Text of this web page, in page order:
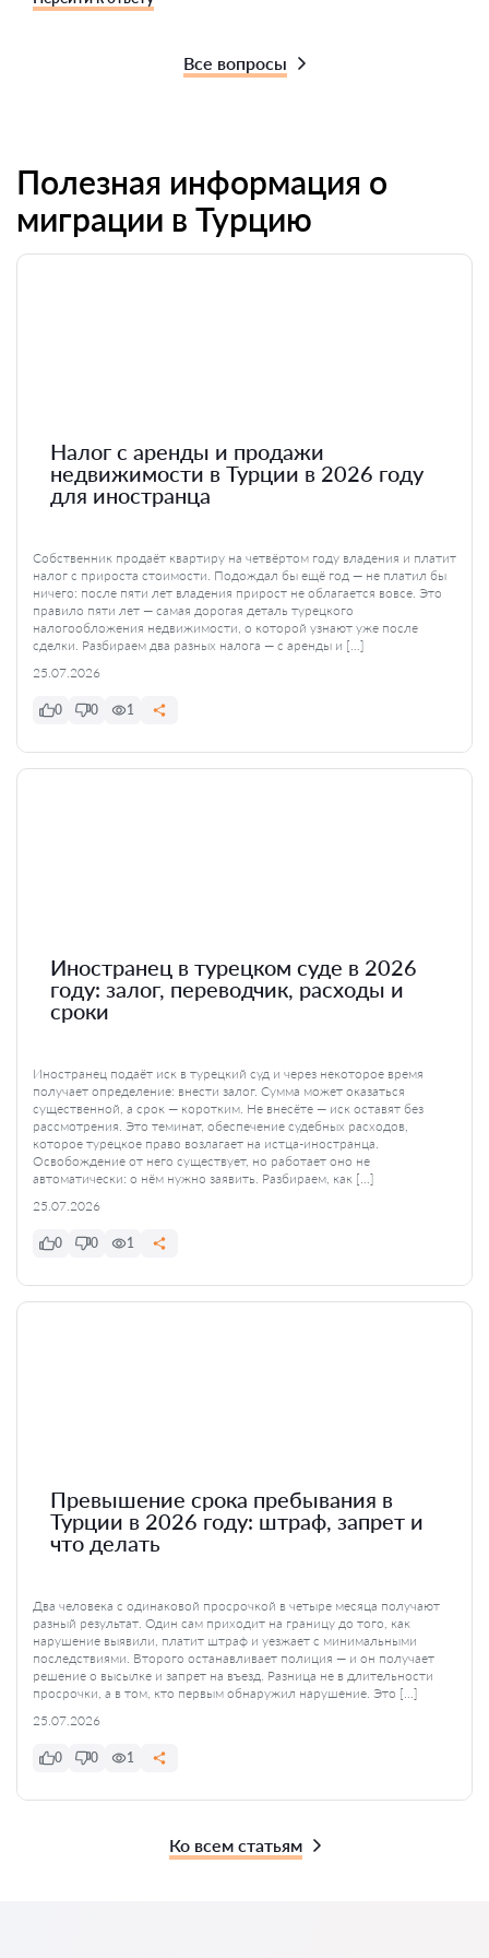
Все вопросы
Полезная информация о
миграции в Турцию
Налог с аренды и продажи
недвижимости в Турции в 2026 году
для иностранца
Собственник продаёт квартиру на четвёртом году владения и платит
налог с прироста стоимости. Подождал бы ещё год — не платил бы
ничего: после пяти лет владения прирост не облагается вовсе. Это
правило пяти лет — самая дорогая деталь турецкого
налогообложения недвижимости, о которой узнают уже после
сделки. Разбираем два разных налога — с аренды и […]
25.07.2026
0 0 1
Иностранец в турецком суде в 2026
году: залог, переводчик, расходы и
сроки
Иностранец подаёт иск в турецкий суд и через некоторое время
получает определение: внести залог. Сумма может оказаться
существенной, а срок — коротким. Не внесёте — иск оставят без
рассмотрения. Это теминат, обеспечение судебных расходов,
которое турецкое право возлагает на истца-иностранца.
Освобождение от него существует, но работает оно не
автоматически: о нём нужно заявить. Разбираем, как […]
25.07.2026
0 0 1
Превышение срока пребывания в
Турции в 2026 году: штраф, запрет и
что делать
Два человека с одинаковой просрочкой в четыре месяца получают
разный результат. Один сам приходит на границу до того, как
нарушение выявили, платит штраф и уезжает с минимальными
последствиями. Второго останавливает полиция — и он получает
решение о высылке и запрет на въезд. Разница не в длительности
просрочки, а в том, кто первым обнаружил нарушение. Это […]
25.07.2026
0 0 1
Ко всем статьям